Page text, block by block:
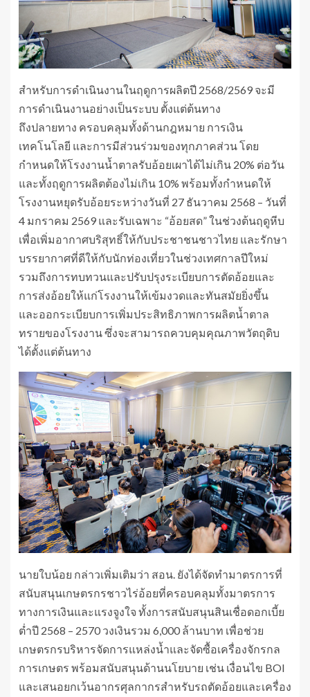
สำหรับการดำเนินงานในฤดูการผลิตปี 2568/2569 จะมี
การดำเนินงานอย่างเป็นระบบ ตั้งแต่ต้นทาง
ถึงปลายทาง ครอบคลุมทั้งด้านกฎหมาย การเงิน
เทคโนโลยี และการมีส่วนร่วมของทุกภาคส่วน โดย
กำหนดให้โรงงานน้ำตาลรับอ้อยเผาได้ไม่เกิน 20% ต่อวัน
และทั้งฤดูการผลิตต้องไม่เกิน 10% พร้อมทั้งกำหนดให้
โรงงานหยุดรับอ้อยระหว่างวันที่ 27 ธันวาคม 2568 – วันที่
4 มกราคม 2569 และรับเฉพาะ “อ้อยสด” ในช่วงต้นฤดูหีบ
เพื่อเพิ่มอากาศบริสุทธิ์ให้กับประชาชนชาวไทย และรักษา
บรรยากาศที่ดีให้กับนักท่องเที่ยวในช่วงเทศกาลปีใหม่
รวมถึงการทบทวนและปรับปรุงระเบียบการตัดอ้อยและ
การส่งอ้อยให้แก่โรงงานให้เข้มงวดและทันสมัยยิ่งขึ้น
และออกระเบียบการเพิ่มประสิทธิภาพการผลิตน้ำตาล
ทรายของโรงงาน ซึ่งจะสามารถควบคุมคุณภาพวัตถุดิบ
ได้ตั้งแต่ต้นทาง
นายใบน้อย กล่าวเพิ่มเติมว่า สอน. ยังได้จัดทำมาตรการที่
สนับสนุนเกษตรกรชาวไร่อ้อยที่ครอบคลุมทั้งมาตรการ
ทางการเงินและแรงจูงใจ ทั้งการสนับสนุนสินเชื่อดอกเบี้ย
ต่ำปี 2568 – 2570 วงเงินรวม 6,000 ล้านบาท เพื่อช่วย
เกษตรกรบริหารจัดการแหล่งน้ำและจัดซื้อเครื่องจักรกล
การเกษตร พร้อมสนับสนุนด้านนโยบาย เช่น เงื่อนไข BOI
และเสนอยกเว้นอากรศุลกากรสำหรับรถตัดอ้อยและเครื่อง